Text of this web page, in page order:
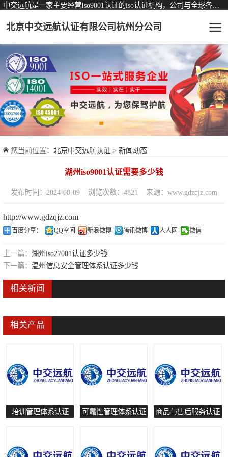
北京中交远航认证有限公司杭州分公司
您当前位置： 北京中交远航认证 > 新闻动态
湖州iso9001认证需要多少钱
发布时间：2024-08-09 浏览次数：4821 来源：www.gdzqjz.com
http://www.gdzqjz.com
百度分享： QQ空间 新浪微博 腾讯微博 人人网 微信
上一篇： 湖州iso27001认证多少钱
下一篇： 温州信息安全管理体系认证多少钱
相关新闻
相关产品
培训管理体系认证 可靠性管理体系认证 商品与售后服务认证
认证服务 可从事认证业务一览表
ISO9001质量管理体系认证
ISO14001环境管理体系认证
ISO45001职业健康安全管理体系认证
交通运输服务认证
ISO27001信息安全管理体系认证
培训管理体系认证